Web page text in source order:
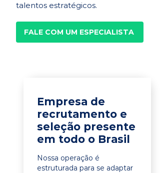
talentos estratégicos.
FALE COM UM ESPECIALISTA
Empresa de
recrutamento e
seleção presente
em todo o Brasil
Nossa operação é
estruturada para se adaptar